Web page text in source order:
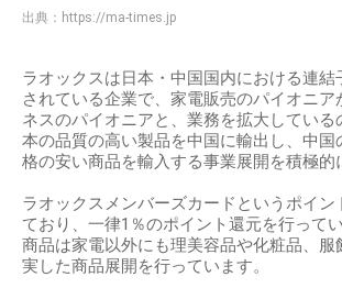
出典： https://ma-times.jp
ラオックスは日本・中国国内における連結
されている企業で、家電販売のパイオニア
ネスのパイオニアと、業務を拡大している
本の品質の高い製品を中国に輸出し、中国
格の安い商品を輸入する事業展開を積極的
ラオックスメンバーズカードというポイン
ており、一律1％のポイント還元を行って
商品は家電以外にも理美容品や化粧品、服
実した商品展開を行っています。